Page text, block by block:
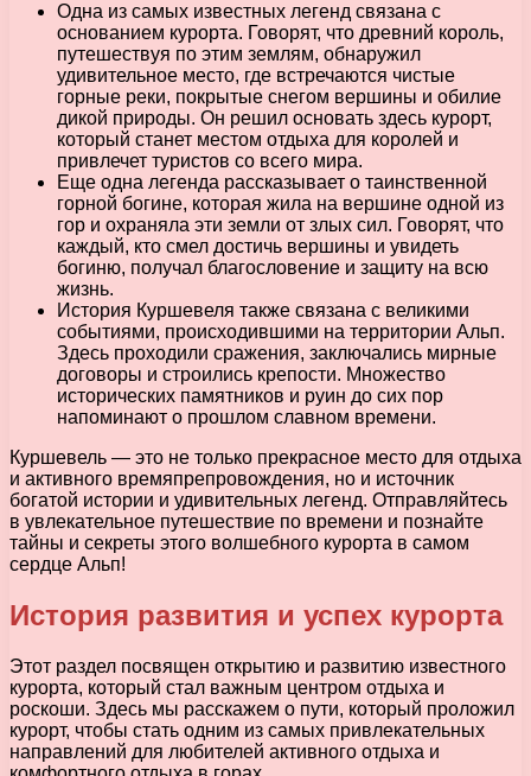
Одна из самых известных легенд связана с
основанием курорта. Говорят, что древний король,
путешествуя по этим землям, обнаружил
удивительное место, где встречаются чистые
горные реки, покрытые снегом вершины и обилие
дикой природы. Он решил основать здесь курорт,
который станет местом отдыха для королей и
привлечет туристов со всего мира.
Еще одна легенда рассказывает о таинственной
горной богине, которая жила на вершине одной из
гор и охраняла эти земли от злых сил. Говорят, что
каждый, кто смел достичь вершины и увидеть
богиню, получал благословение и защиту на всю
жизнь.
История Куршевеля также связана с великими
событиями, происходившими на территории Альп.
Здесь проходили сражения, заключались мирные
договоры и строились крепости. Множество
исторических памятников и руин до сих пор
напоминают о прошлом славном времени.
Куршевель — это не только прекрасное место для отдыха
и активного времяпрепровождения, но и источник
богатой истории и удивительных легенд. Отправляйтесь
в увлекательное путешествие по времени и познайте
тайны и секреты этого волшебного курорта в самом
сердце Альп!
История развития и успех курорта
Этот раздел посвящен открытию и развитию известного
курорта, который стал важным центром отдыха и
роскоши. Здесь мы расскажем о пути, который проложил
курорт, чтобы стать одним из самых привлекательных
направлений для любителей активного отдыха и